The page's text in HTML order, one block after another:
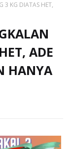
3 KG DIATAS HET,
ADE
HANYA